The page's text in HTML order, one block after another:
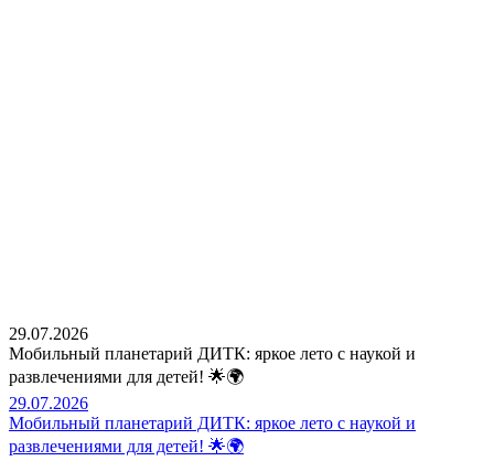
29.07.2026
Мобильный планетарий ДИТК: яркое лето с наукой и
развлечениями для детей! 🌟🌍
29.07.2026
Мобильный планетарий ДИТК: яркое лето с наукой и
развлечениями для детей! 🌟🌍